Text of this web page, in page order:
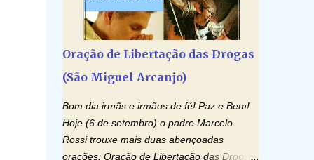
vossos fiéis com a luz do Espírito Santo,
fazei que apreciemos retamente todas as
gozemos sempre da sua consolação. Por
Cristo, Senhor Nosso. Amém. Creio: Creio
céu e da terra; e em Jesus Cristo, seu único
Filho, nosso Senhor; que foi concebido pelo
poder do Espí­rito Santo; nasceu da Virgem
Oração de Libertação das Drogas
(São Miguel Arcanjo)
Bom dia irmãs e irmãos de fé! Paz e Bem!
Hoje (6 de setembro) o padre Marcelo
Rossi trouxe mais duas abençoadas
orações: Oração de Libertação das Drogas